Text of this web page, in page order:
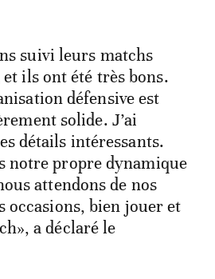
suivi leurs matchs
ils ont été très bons.
défensive est
solide. J’ai
détails intéressants.
notre propre dynamique
attendons de nos
occasions, bien jouer et
a déclaré le